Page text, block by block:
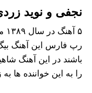
نجفی و نوید
رپ فارس این آهنگ
باشند در این آهنگ
را به این خواننده ها